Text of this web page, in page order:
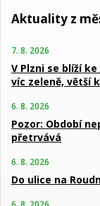
Aktuality z
7. 8. 2026
V Plzni se blíží
víc zeleně, větší
6. 8. 2026
Pozor: Období
přetrvává
6. 8. 2026
Do ulice na